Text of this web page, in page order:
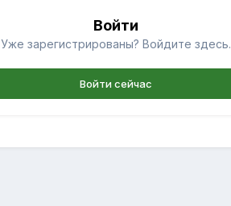
Войти
Уже зарегистрированы? Войдите здесь.
Войти сейчас